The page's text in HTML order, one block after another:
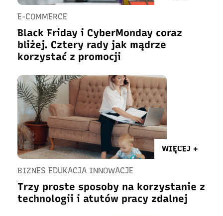
E-COMMERCE
Black Friday i CyberMonday coraz
bliżej. Cztery rady jak mądrze
korzystać z promocji
WIĘCEJ +
BIZNES EDUKACJA INNOWACJE
Trzy proste sposoby na korzystanie z
technologii i atutów pracy zdalnej